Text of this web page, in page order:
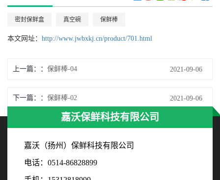
密封保鲜盒 真空碗 保鲜棒
本文网址： http://www.jwbxkj.cn/product/701.html
上一篇： 保鲜棒-04 2021-09-06
下一篇： 保鲜棒-02 2021-09-06
嘉沃保鲜科技有限公司
嘉沃（扬州）保鲜科技有限公司
电话：0514-86828899